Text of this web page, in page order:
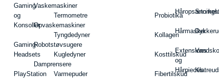
Gaming
og
Konsoller
Gaming-
Headsets
PlayStation
Vaskemaskiner
Opvaskemaskiner
Robotstøvsugere
Damprensere
Termometre
Tyngdedyner
Kugledyner
Varmepuder
Probiotika
Kollagen
Kosttilskud
Fibertilskud
Hårmasker
Extensions
og
Hårpieces
Vandsko